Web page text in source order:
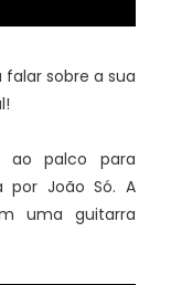
sobre a sua
ao palco para
por João Só. A
uma guitarra